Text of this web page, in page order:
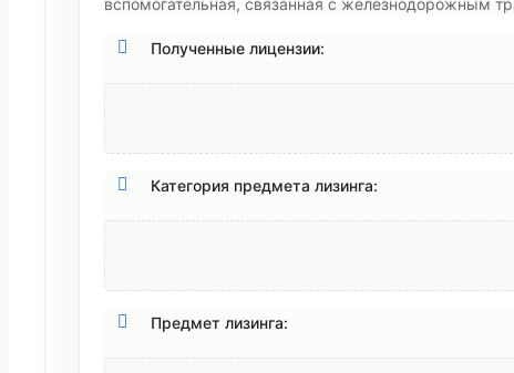
вспомогательная, связанная с железнодорожным
Полученные лицензии:
Категория предмета лизинга:
Предмет лизинга: